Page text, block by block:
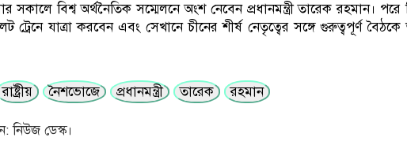
বিশ্ব অর্থনৈতিক সম্মেলনে অংশ নেবেন প্রধানমন্ত্রী তারেক রহমান। পরে
ট্রেনে যাত্রা করবেন এবং সেখানে চীনের শীর্ষ নেতৃত্বের সঙ্গে গুরুত্বপূর্ণ
রাষ্ট্রীয় নৈশভোজে প্রধানমন্ত্রী তারেক রহমান
নিউজ ডেস্ক।